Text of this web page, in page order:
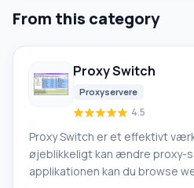
From this category
Proxy Switch
Proxyservere
4.5
Proxy Switch er et effektivt
øjeblikkeligt kan ændre proxy-
applikationen kan du browse